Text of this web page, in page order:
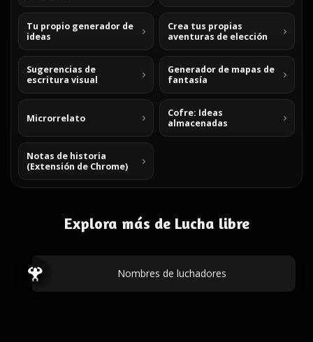
Tu propio generador de
ideas
Crea tus propias
aventuras de elección
Sugerencias de
escritura visual
Generador de mapas de
fantasía
Microrrelato
Cofre: Ideas
almacenadas
Notas de historia
(Extensión de Chrome)
Explora más de Lucha libre
Nombres de luchadores